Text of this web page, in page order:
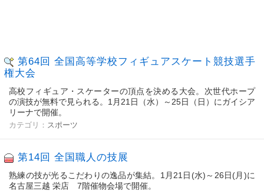
第64回 全国高等学校フィギュアスケート競技選手
権大会
高校フィギュア・スケーターの頂点を決める大会。次世代ホープ
の演技が無料で見られる。1月21日（水）～25日（日）にガイシア
リーナで開催。
カテゴリ： スポーツ
第14回 全国職人の技展
熟練の技が光るこだわりの逸品が集結。1月21日(水)～26日(月)に
名古屋三越 栄店 7階催物会場で開催。